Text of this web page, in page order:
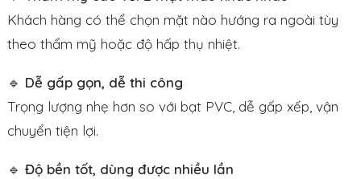
Khách hàng có thể chọn mặt nào hướng ra ngoài tùy
theo thẩm mỹ hoặc độ hấp thụ nhiệt.
🔹 Dễ gấp gọn, dễ thi công
Trọng lượng nhẹ hơn so với bạt PVC, dễ gấp xếp, vận
chuyển tiện lợi.
🔹 Độ bền tốt, dùng được nhiều lần